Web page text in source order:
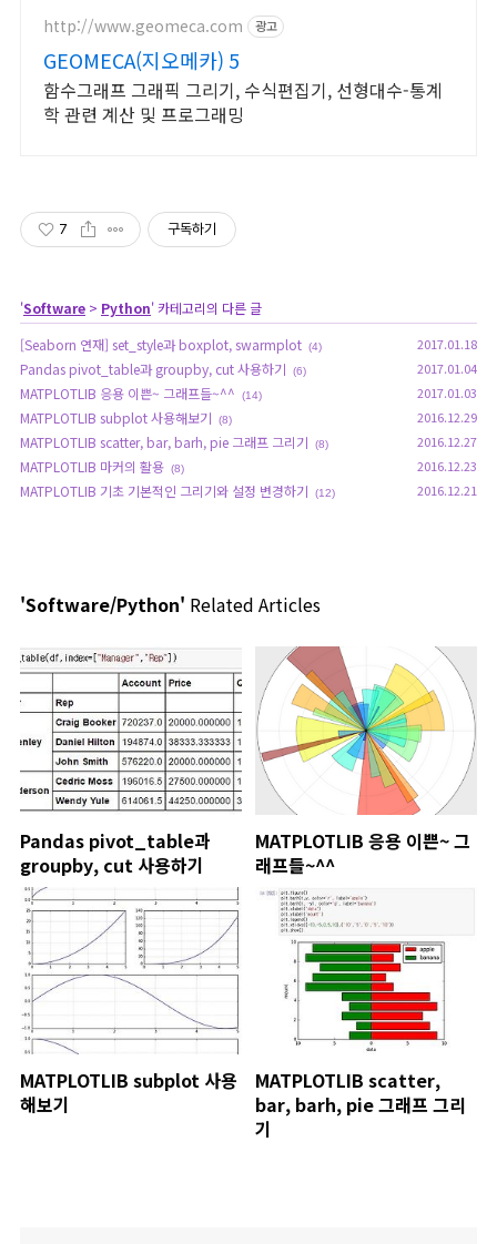
http://www.geomeca.com 광고
GEOMECA(지오메카) 5
함수그래프 그래픽 그리기, 수식편집기, 선형대수-통계
학 관련 계산 및 프로그래밍
7 구독하기
'Software > Python' 카테고리의 다른 글
[Seaborn 연재] set_style과 boxplot, swarmplot (4) 2017.01.18
Pandas pivot_table과 groupby, cut 사용하기 (6) 2017.01.04
MATPLOTLIB 응용 이쁜~ 그래프들~^^ (14) 2017.01.03
MATPLOTLIB subplot 사용해보기 (8) 2016.12.29
MATPLOTLIB scatter, bar, barh, pie 그래프 그리기 (8) 2016.12.27
MATPLOTLIB 마커의 활용 (8) 2016.12.23
MATPLOTLIB 기초 기본적인 그리기와 설정 변경하기 (12) 2016.12.21
'Software/Python' Related Articles
Pandas pivot_table과
groupby, cut 사용하기
MATPLOTLIB 응용 이쁜~ 그
래프들~^^
MATPLOTLIB subplot 사용
해보기
MATPLOTLIB scatter,
bar, barh, pie 그래프 그리
기